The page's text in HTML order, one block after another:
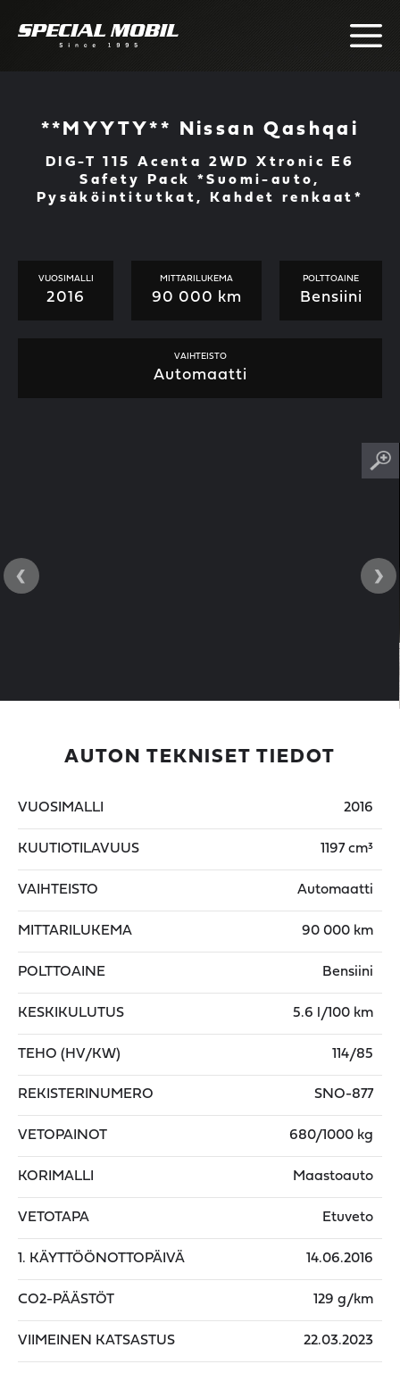
**MYYTY** Nissan Qashqai
DIG-T 115 Acenta 2WD Xtronic E6
Safety Pack *Suomi-auto,
Pysäköintitutkat, Kahdet renkaat*
VUOSIMALLI
2016
MITTARILUKEMA
90 000 km
POLTTOAINE
Bensiini
VAIHTEISTO
Automaatti
‹ ›
AUTON TEKNISET TIEDOT
VUOSIMALLI 2016
KUUTIOTILAVUUS 1197 cm³
VAIHTEISTO Automaatti
MITTARILUKEMA 90 000 km
POLTTOAINE Bensiini
KESKIKULUTUS 5.6 l/100 km
TEHO (HV/KW) 114/85
REKISTERINUMERO SNO-877
VETOPAINOT 680/1000 kg
KORIMALLI Maastoauto
VETOTAPA Etuveto
1. KÄYTTÖÖNOTTOPÄIVÄ 14.06.2016
CO2-PÄÄSTÖT 129 g/km
VIIMEINEN KATSASTUS 22.03.2023